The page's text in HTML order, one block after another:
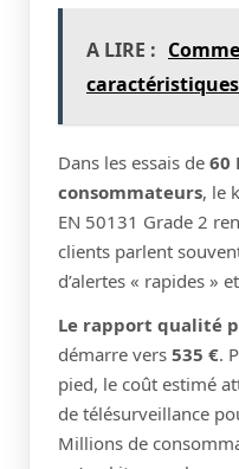
A LIRE :
Dans les essais de 60
consommateurs, le
EN 50131 Grade 2
clients parlent
d’alertes « rapides »
Le rapport qualité
démarre vers 535 €.
pied, le coût estimé
de télésurveillance
Millions de